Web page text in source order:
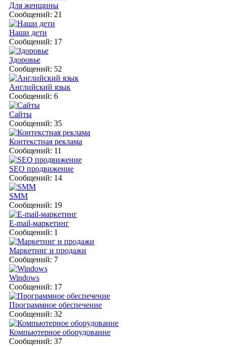
Для женщины
Сообщений: 21
Наши дети
Сообщений: 17
Здоровье
Сообщений: 52
Английский язык
Сообщений: 6
Сайты
Сообщений: 35
Контекстная реклама
Сообщений: 11
SEO продвижение
Сообщений: 14
SMM
Сообщений: 19
E-mail-маркетинг
Сообщений: 1
Маркетинг и продажи
Сообщений: 7
Windows
Сообщений: 17
Программное обеспечение
Сообщений: 32
Компьютерное оборудование
Сообщений: 37